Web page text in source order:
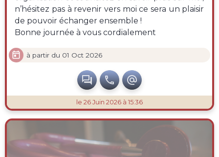
n’hésitez pas à revenir vers moi ce sera un plaisir
de pouvoir échanger ensemble !
Bonne journée à vous cordialement
 à partir du 01 Oct 2026
  
le 26 Juin 2026 à 15:36